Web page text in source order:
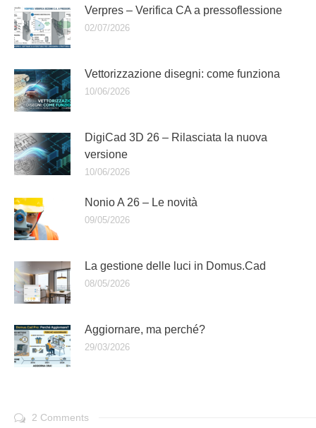
Verpres – Verifica CA a pressoflessione
02/07/2026
Vettorizzazione disegni: come funziona
10/06/2026
DigiCad 3D 26 – Rilasciata la nuova
versione
10/06/2026
Nonio A 26 – Le novità
09/05/2026
La gestione delle luci in Domus.Cad
08/05/2026
Aggiornare, ma perché?
29/03/2026
2 Comments